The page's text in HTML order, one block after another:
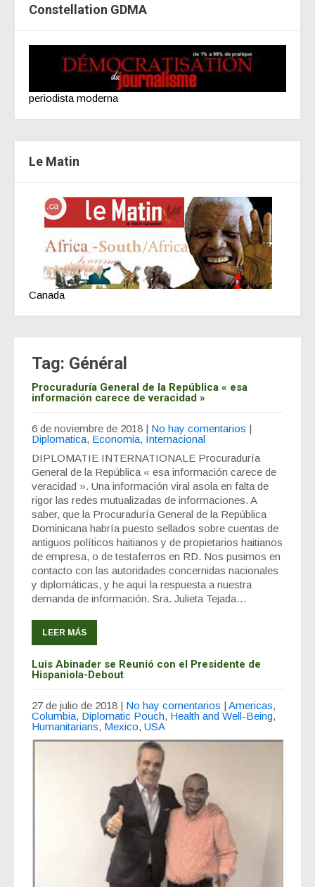
Constellation GDMA
periodista moderna
Le Matin
Canada
Tag: Général
Procuraduría General de la República « esa
información carece de veracidad »
6 de noviembre de 2018 | No hay comentarios |
Diplomatica, Economia, Internacional
DIPLOMATIE INTERNATIONALE Procuraduría
General de la República « esa información carece de
veracidad ». Una información viral asola en falta de
rigor las redes mutualizadas de informaciones. A
saber, que la Procuraduría General de la República
Dominicana habría puesto sellados sobre cuentas de
antiguos políticos haitianos y de propietarios haitianos
de empresa, o de testaferros en RD. Nos pusimos en
contacto con las autoridades concernidas nacionales
y diplomáticas, y he aquí la respuesta a nuestra
demanda de información. Sra. Julieta Tejada…
LEER MÁS
Luis Abinader se Reunió con el Presidente de
Hispaniola-Debout
27 de julio de 2018 | No hay comentarios | Americas,
Columbia, Diplomatic Pouch, Health and Well-Being,
Humanitarians, Mexico, USA